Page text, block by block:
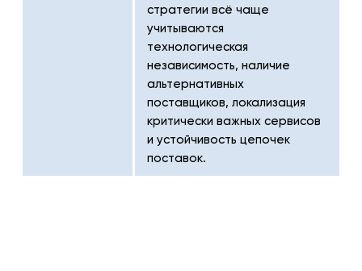
стратегии всё чаще
учитываются
технологическая
независимость, наличие
альтернативных
поставщиков, локализация
критически важных сервисов
и устойчивость цепочек
поставок.